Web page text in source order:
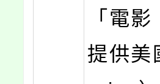
「電
提供美